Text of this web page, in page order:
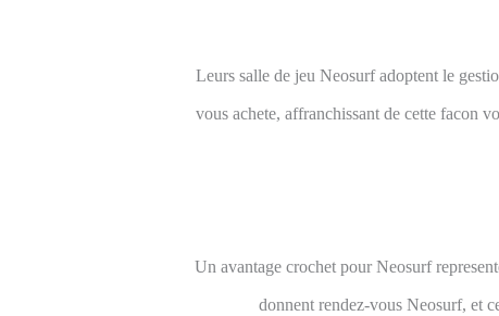
Leurs salle de jeu Neosurf adoptent le
vous achete, affranchissant de cette facon
Un avantage crochet pour Neosurf
donnent rendez-vous Neosurf, et